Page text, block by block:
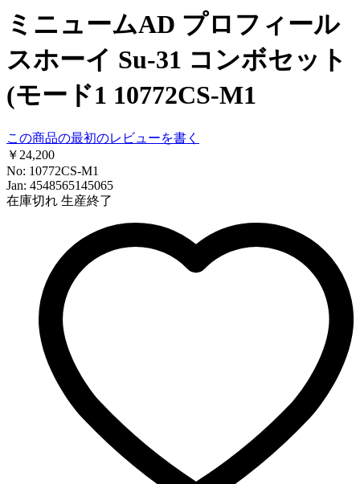
ミニュームAD プロフィール
スホーイ Su-31 コンボセット
(モード1 10772CS-M1
この商品の最初のレビューを書く
￥24,200
No: 10772CS-M1
Jan: 4548565145065
在庫切れ 生産終了